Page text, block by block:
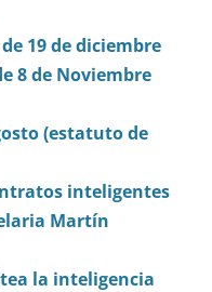
19 de diciembre
8 de Noviembre
(estatuto de
inteligentes
Martín
la inteligencia